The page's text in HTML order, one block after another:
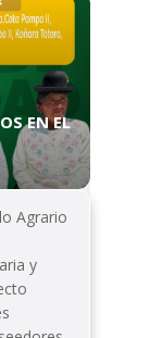
EN EL
Agrario
y